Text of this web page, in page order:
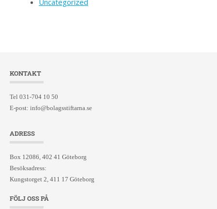
KONTAKT
Tel 031-704 10 50
E-post: info@bolagsstiftarna.se
ADRESS
Box 12086, 402 41 Göteborg
Besöksadress:
Kungstorget 2, 411 17 Göteborg
FÖLJ OSS PÅ